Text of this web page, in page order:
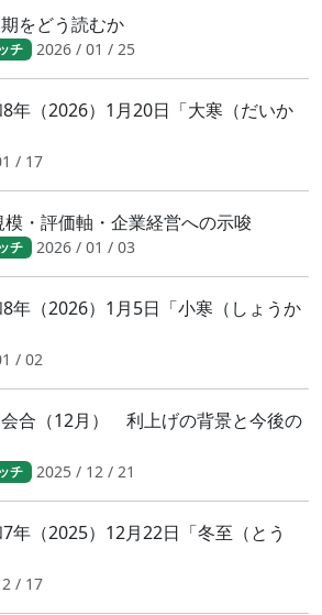
をどう読むか
チ 2026 / 01 / 25
（2026）1月20日「大寒（だいか
/ 17
・評価軸・企業経営への示唆
チ 2026 / 01 / 03
（2026）1月5日「小寒（しょうか
/ 02
合（12月） 利上げの背景と今後の
チ 2025 / 12 / 21
（2025）12月22日「冬至（とう
/ 17